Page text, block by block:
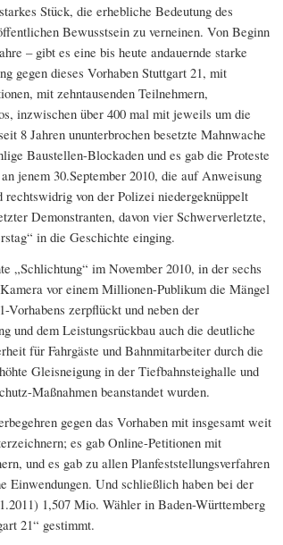
Stück, die erhebliche Bedeutung des
Bewusstsein zu verneinen. Von Beginn
– gibt es eine bis heute andauernde starke
gegen dieses Vorhaben Stuttgart 21, mit
mit zehntausenden Teilnehmern,
inzwischen über 400 mal mit jeweils um die
8 Jahren ununterbrochen besetzte Mahnwache
Baustellen-Blockaden und es gab die Proteste
jenem 30.September 2010, die auf Anweisung
von der Polizei niedergeknüppelt
Demonstranten, davon vier Schwerverletzte,
in die Geschichte einging.
„Schlichtung“ im November 2010, in der sechs
vor einem Millionen-Publikum die Mängel
Vorhabens zerpflückt und neben der
und dem Leistungsrückbau auch die deutliche
für Fahrgäste und Bahnmitarbeiter durch die
Gleisneigung in der Tiefbahnsteighalle und
Maßnahmen beanstandet wurden.
gegen das Vorhaben mit insgesamt weit
es gab Online-Petitionen mit
und es gab zu allen Planfeststellungsverfahren
Einwendungen. Und schließlich haben bei der
1,507 Mio. Wähler in Baden-Württemberg
21“ gestimmt.